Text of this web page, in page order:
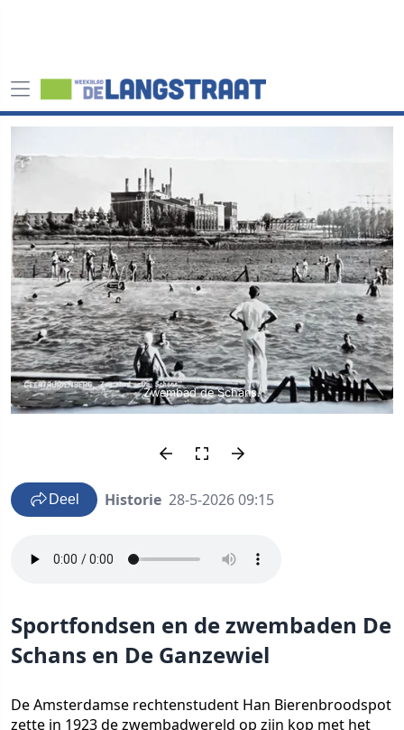
Zwembad de Schans.
Deel Historie 28-5-2026 09:15
Sportfondsen en de zwembaden De
Schans en De Ganzewiel
De Amsterdamse rechtenstudent Han Bierenbroodspot
zette in 1923 de zwembadwereld op zijn kop met het